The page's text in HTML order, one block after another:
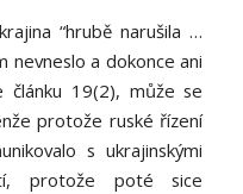
“hrubě narušila …
nevneslo a dokonce ani
článku 19(2), může se
protože ruské řízení
s ukrajinskými
protože poté sice